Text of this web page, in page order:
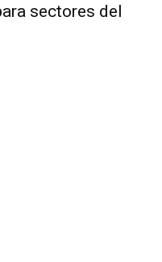
sectores del